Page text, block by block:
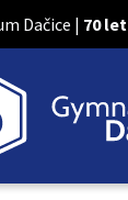
Dačice | 70 let